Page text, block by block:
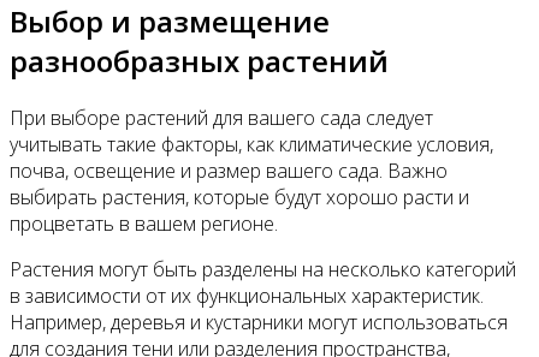
Выбор и размещение
разнообразных растений
При выборе растений для вашего сада следует
учитывать такие факторы, как климатические условия,
почва, освещение и размер вашего сада. Важно
выбирать растения, которые будут хорошо расти и
процветать в вашем регионе.
Растения могут быть разделены на несколько категорий
в зависимости от их функциональных характеристик.
Например, деревья и кустарники могут использоваться
для создания тени или разделения пространства,